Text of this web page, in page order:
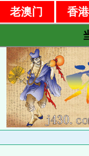
老澳门
香